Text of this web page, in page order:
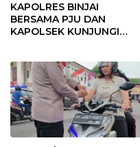
KAPOLRES BINJAI
BERSAMA PJU DAN
KAPOLSEK KUNJUNGI